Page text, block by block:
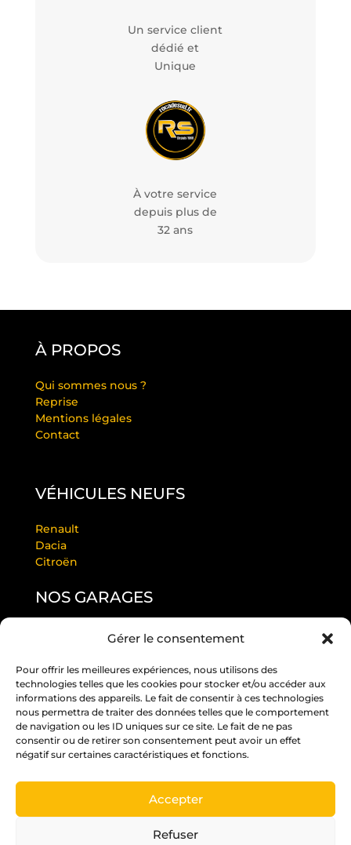
Gérer le consentement
Pour offrir les meilleures expériences, nous utilisons des
technologies telles que les cookies pour stocker et/ou accéder aux
informations des appareils. Le fait de consentir à ces technologies
nous permettra de traiter des données telles que le comportement
de navigation ou les ID uniques sur ce site. Le fait de ne pas
consentir ou de retirer son consentement peut avoir un effet
négatif sur certaines caractéristiques et fonctions.
Accepter
Refuser
Un service client
dédié et
Unique
À votre service
depuis plus de
32 ans
À PROPOS
Qui sommes nous ?
Reprise
Mentions légales
Contact
VÉHICULES NEUFS
Renault
Dacia
Citroën
NOS GARAGES
GARAGE LAURENDEAU BY RS
RS ANGERS PASTEUR
RS EDITION BEAUCOUZÉ
RS JUIGNÉ
RS PARC
RS ST BARTHÉLÉMY D’ANJOU
Un crédit vous engage et doit être remboursé.